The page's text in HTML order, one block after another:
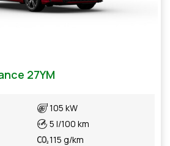
27YM
105 kW
5 l/100 km
115 g/km